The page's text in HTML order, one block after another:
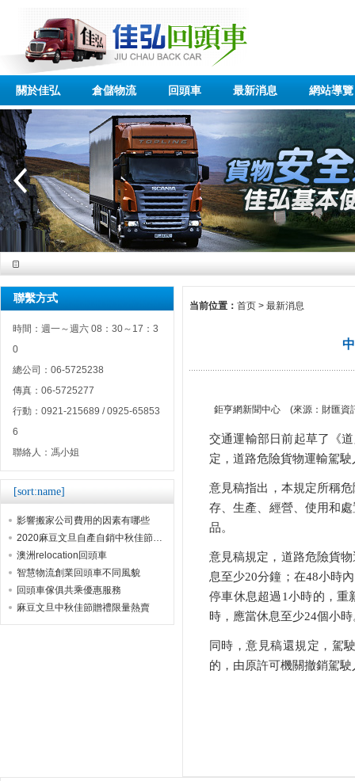
關於佳弘 倉儲物流 回頭車 最新消息 網站導覽
聯繫方式
時間：週一～週六 08：30～17：3
0
總公司：06-5725238
傳真：06-5725277
行動：0921-215689 / 0925-65853
6
聯絡人：馮小姐
[sort:name]
影響搬家公司費用的因素有哪些
2020麻豆文旦自產自銷中秋佳節贈禮首選
澳洲relocation回頭車
智慧物流創業回頭車不同風貌
回頭車傢俱共乘優惠服務
麻豆文旦中秋佳節贈禮限量熱賣
当前位置： 首页 > 最新消息
鉅亨網新聞中心 (來源：財匯
交通運輸部日前起草了《
定，道路危險貨物運輸駕
意見稿指出，本規定所稱
存、生產、經營、使用和
品。
意見稿規定，道路危險貨
息至少20分鐘；在48小時
停車休息超過1小時的，重
時，應當休息至少24個小時
同時，意見稿還規定，駕
的，由原許可機關撤銷駕